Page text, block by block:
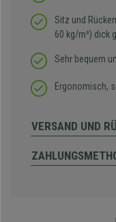
Sitz und
60 kg/m³) dick
Sehr bequem
Ergonomisch,
VERSAND UND